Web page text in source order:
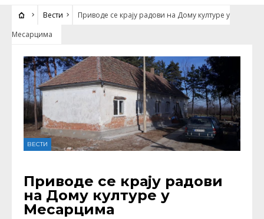
Вести
Приводе се крају радови на Дому културе у
Месарцима
ВЕСТИ
Приводе се крају радови
на Дому културе у
Месарцима